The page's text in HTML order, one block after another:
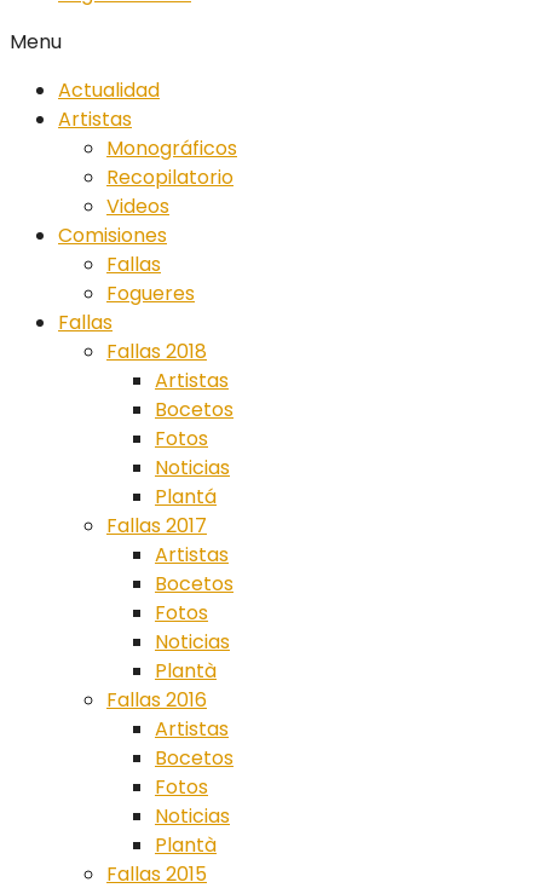
Menu
Actualidad
Artistas
Monográficos
Recopilatorio
Videos
Comisiones
Fallas
Fogueres
Fallas
Fallas 2018
Artistas
Bocetos
Fotos
Noticias
Plantá
Fallas 2017
Artistas
Bocetos
Fotos
Noticias
Plantà
Fallas 2016
Artistas
Bocetos
Fotos
Noticias
Plantà
Fallas 2015